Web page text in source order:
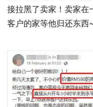
接拉黑了卖家！卖家在
客户的家等他归还东西